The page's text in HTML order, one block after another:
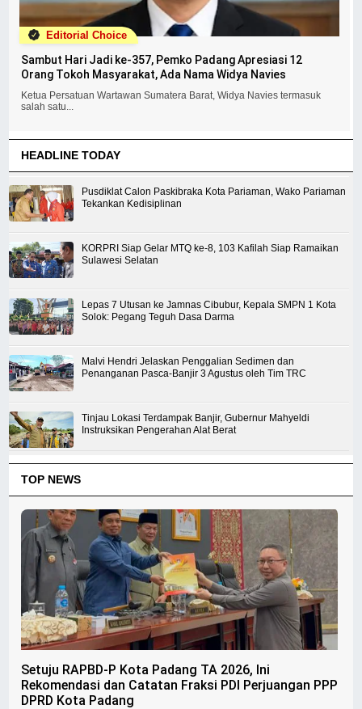
Editorial Choice
Sambut Hari Jadi ke-357, Pemko Padang Apresiasi 12
Orang Tokoh Masyarakat, Ada Nama Widya Navies
Ketua Persatuan Wartawan Sumatera Barat, Widya Navies termasuk
salah satu...
HEADLINE TODAY
Pusdiklat Calon Paskibraka Kota Pariaman, Wako Pariaman
Tekankan Kedisiplinan
KORPRI Siap Gelar MTQ ke-8, 103 Kafilah Siap Ramaikan
Sulawesi Selatan
Lepas 7 Utusan ke Jamnas Cibubur, Kepala SMPN 1 Kota
Solok: Pegang Teguh Dasa Darma
Malvi Hendri Jelaskan Penggalian Sedimen dan
Penanganan Pasca-Banjir 3 Agustus oleh Tim TRC
Tinjau Lokasi Terdampak Banjir, Gubernur Mahyeldi
Instruksikan Pengerahan Alat Berat
TOP NEWS
Setuju RAPBD-P Kota Padang TA 2026, Ini
Rekomendasi dan Catatan Fraksi PDI Perjuangan PPP
DPRD Kota Padang